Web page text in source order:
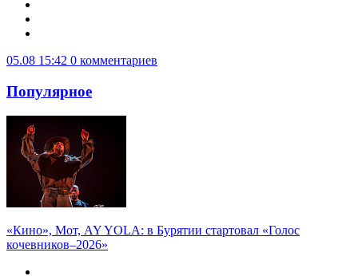
05.08 15:42 0 комментариев
Популярное
«Кино», Мот, AY YOLA: в Бурятии стартовал «Голос
кочевников–2026»